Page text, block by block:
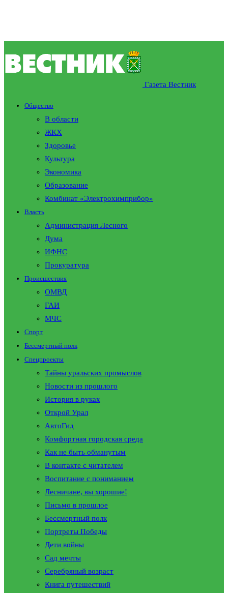
Газета Вестник
Общество
В области
ЖКХ
Здоровье
Культура
Экономика
Образование
Комбинат «Электрохимприбор»
Власть
Администрация Лесного
Дума
ИФНС
Прокуратура
Происшествия
ОМВД
ГАИ
МЧС
Спорт
Бессмертный полк
Спецпроекты
Тайны уральских промыслов
Новости из прошлого
История в руках
Открой Урал
АвтоГид
Комфортная городская среда
Как не быть обманутым
В контакте с читателем
Воспитание с пониманием
Лесничане, вы хорошие!
Письмо в прошлое
Бессмертный полк
Портреты Победы
Дети войны
Сад мечты
Серебряный возраст
Книга путешествий